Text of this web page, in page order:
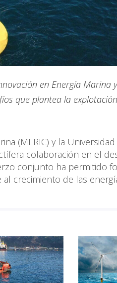
en Energía Marina
que plantea la
(MERIC) y la
colaboración en el
conjunto ha permitido
crecimiento de las